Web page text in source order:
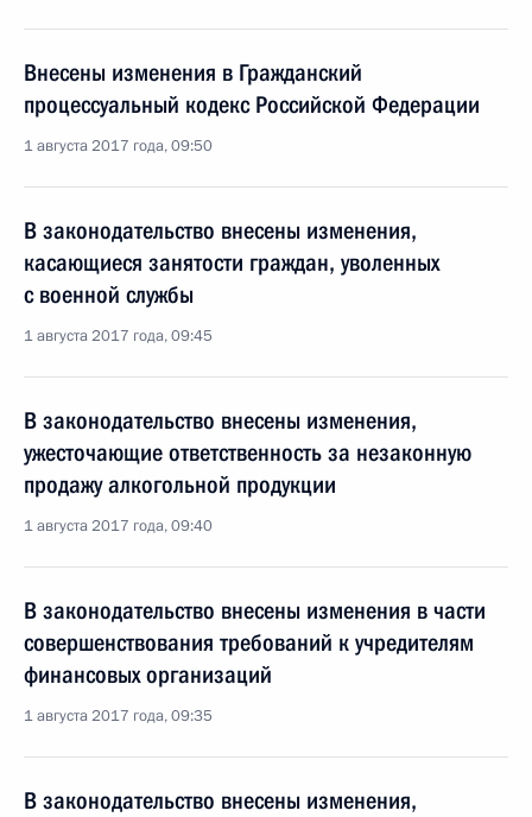
Внесены изменения в Гражданский
процессуальный кодекс Российской Федерации
1 августа 2017 года, 09:50
В законодательство внесены изменения,
касающиеся занятости граждан, уволенных
с военной службы
1 августа 2017 года, 09:45
В законодательство внесены изменения,
ужесточающие ответственность за незаконную
продажу алкогольной продукции
1 августа 2017 года, 09:40
В законодательство внесены изменения в части
совершенствования требований к учредителям
финансовых организаций
1 августа 2017 года, 09:35
В законодательство внесены изменения,